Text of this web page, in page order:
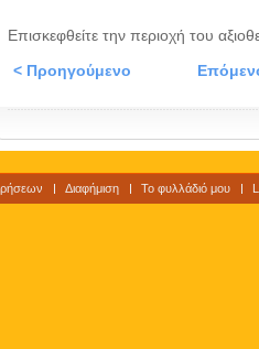
Επισκεφθείτε την περιοχή του
< Προηγούμενο
Διαφήμιση Το φυλλάδιό μου